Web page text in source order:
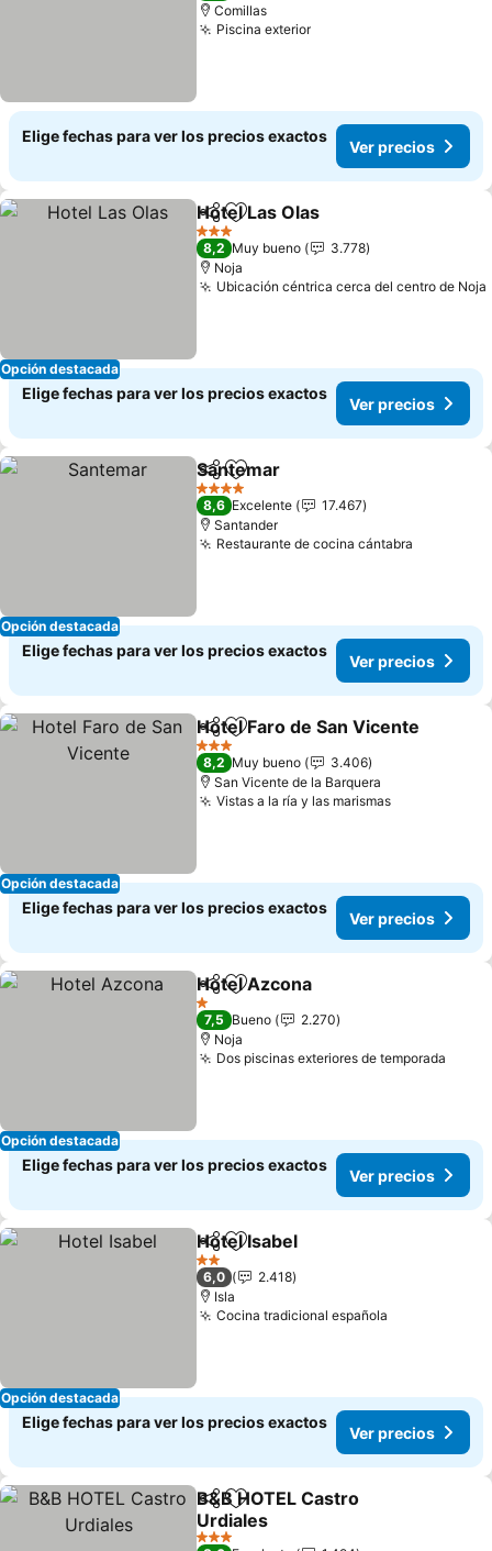
Comillas
Piscina exterior
Elige fechas para ver los precios exactos
Ver precios
Opción destacada
CompartirAgregar a favoritos
Hotel Las Olas
3 Estrellas
8,2 Muy bueno
3.778
Noja
Ubicación céntrica cerca del centro de Noja
Elige fechas para ver los precios exactos
Ver precios
Opción destacada
CompartirAgregar a favoritos
Santemar
4 Estrellas
8,6 Excelente
17.467
Santander
Restaurante de cocina cántabra
Elige fechas para ver los precios exactos
Ver precios
Opción destacada
CompartirAgregar a favoritos
Hotel Faro de San Vicente
3 Estrellas
8,2 Muy bueno
3.406
San Vicente de la Barquera
Vistas a la ría y las marismas
Elige fechas para ver los precios exactos
Ver precios
Opción destacada
CompartirAgregar a favoritos
Hotel Azcona
1 Estrellas
7,5 Bueno
2.270
Noja
Dos piscinas exteriores de temporada
Elige fechas para ver los precios exactos
Ver precios
Opción destacada
CompartirAgregar a favoritos
Hotel Isabel
2 Estrellas
6,0
2.418
Isla
Cocina tradicional española
Elige fechas para ver los precios exactos
Ver precios
CompartirAgregar a favoritos
B&B HOTEL Castro
Urdiales
3 Estrellas